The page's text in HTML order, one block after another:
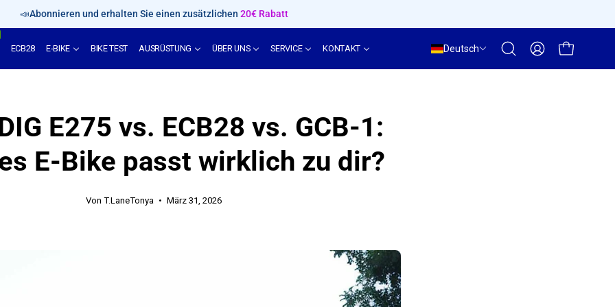
📣Abonnieren und erhalten Sie einen zusätzlichen 20€ Rabatt
ECB28 E-BIKE BIKE TEST AUSRÜSTUNG ÜBER UNS SERVICE KONTAKT Deutsch
Suchleiste
öffnen
MEIN
ACCOUNT
E275 vs. ECB28 vs. GCB-1:
E-Bike passt wirklich zu dir?
Von T.LaneTonya März 31, 2026